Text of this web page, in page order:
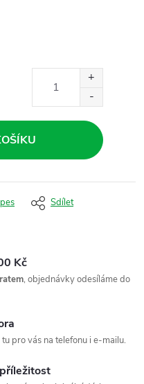
Sdílet
Kč
, objednávky odesíláme do
pro vás na telefonu i e-mailu.